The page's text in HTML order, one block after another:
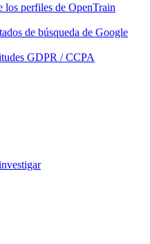
los perfiles de OpenTrain
de búsqueda de Google
GDPR / CCPA